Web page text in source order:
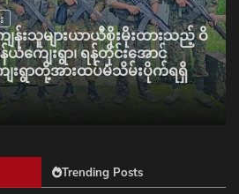
န်းသူများယာယီစိုးမိုးထားသည့် ဝိ
ကျေးရွာ၊ ရန်တိုင်းအောင်
ေးရွာတို့အားထပ်မံသိမ်းပိုက်ရရှိ
Trending Posts